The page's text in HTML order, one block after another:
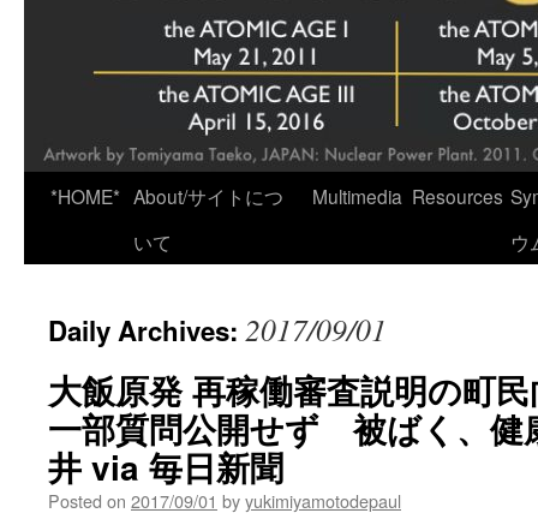
*HOME* About/サイトにつ
いて
Multimedia Resources
ウ
Daily Archives: 2017/09/01
大飯原発 再稼働審査説明の町
一部質問公開せず 被ばく、
井 via 毎日新聞
Posted on 2017/09/01 byyukimiyamotodepaul